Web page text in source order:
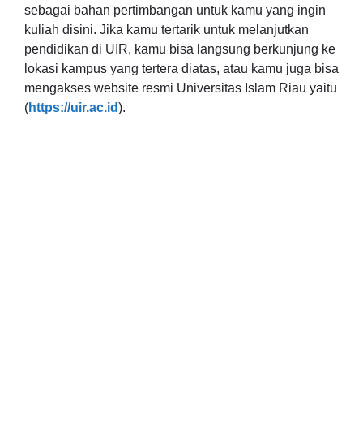
sebagai bahan pertimbangan untuk kamu yang ingin
kuliah disini. Jika kamu tertarik untuk melanjutkan
pendidikan di UIR, kamu bisa langsung berkunjung ke
lokasi kampus yang tertera diatas, atau kamu juga bisa
mengakses website resmi Universitas Islam Riau yaitu
(https://uir.ac.id).